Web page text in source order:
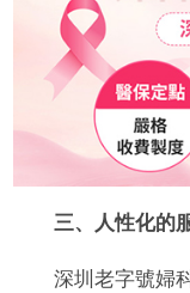
三、人性化的
深圳老字號婦